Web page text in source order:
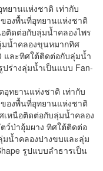
านแห่งชาติ เท่ากับ
ของพื้นที่อุทยานแห่งชาติ
ติดต่อกับลุ่มน้ำคลองไพร
น้ำคลองขุนหมากทิศ
และทิศใต้ติดต่อกับลุ่มน้ำ
ร่างลุ่มน้ำเป็นแบบ Fan-
ยานแห่งชาติ เท่ากับ
ของพื้นที่อุทยานแห่งชาติ
เหนือติดต่อกับลุ่มน้ำคลอง
ว์ป่าอุ้มผาง ทิศใต้ติดต่อ
น้ำคลองปางขบและลุ่ม
รูปแบบลำธารเป็น